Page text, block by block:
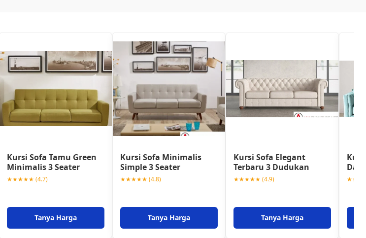
Kursi Sofa Tamu Green
Minimalis 3 Seater
★★★★★ (4.7)
Tanya Harga
Kursi Sofa Minimalis
Simple 3 Seater
★★★★★ (4.8)
Tanya Harga
Kursi Sofa Elegant
Terbaru 3 Dudukan
★★★★★ (4.9)
Tanya Harga